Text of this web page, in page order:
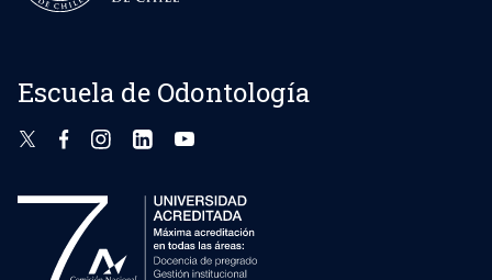
Escuela de Odontología